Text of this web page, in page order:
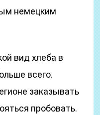
немецким
вид хлеба в
всего.
заказывать
пробовать.